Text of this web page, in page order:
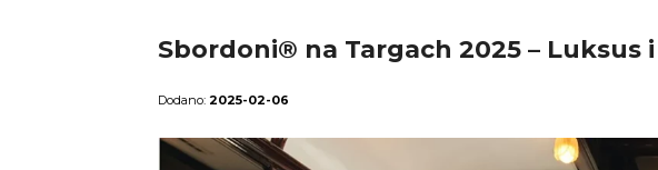
Sbordoni® na Targach 2025 –
2025-02-06